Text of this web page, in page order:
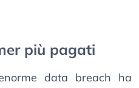
più pagati
data breach ha